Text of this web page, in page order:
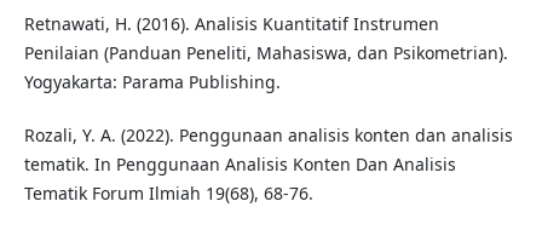
Retnawati, H. (2016). Analisis Kuantitatif Instrumen
Penilaian (Panduan Peneliti, Mahasiswa, dan Psikometrian).
Yogyakarta: Parama Publishing.
Rozali, Y. A. (2022). Penggunaan analisis konten dan analisis
tematik. In Penggunaan Analisis Konten Dan Analisis
Tematik Forum Ilmiah 19(68), 68-76.